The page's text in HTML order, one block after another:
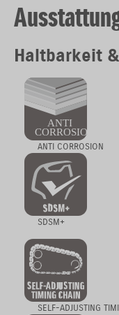
Haltbarkeit
ANTI CORROSION
SDSM+
SELF-ADJUSTING